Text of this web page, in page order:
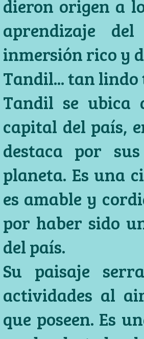
dieron origen a
aprendizaje
inmersión rico y
Tandil... tan lindo
Tandil se ubica
capital del país,
destaca por
planeta. Es una
es amable y
por haber sido
del país.
Su paisaje
actividades al
que poseen. Es